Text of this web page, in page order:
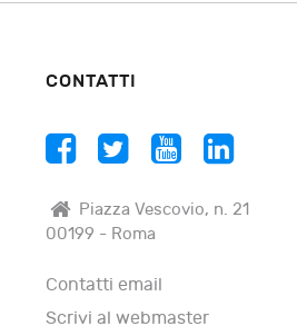
CONTATTI
Piazza Vescovio, n. 21
00199 - Roma
Contatti email
Scrivi al webmaster